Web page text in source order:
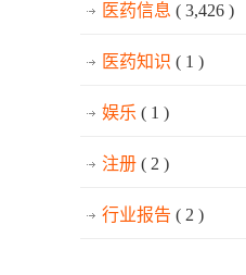
医药信息 ( 3,426 )
医药知识 ( 1 )
娱乐 ( 1 )
注册 ( 2 )
行业报告 ( 2 )